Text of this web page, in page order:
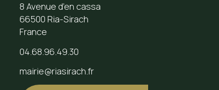
8 Avenue d’en cassa
66500 Ria-Sirach
France
04.68.96.49.30
mairie@riasirach.fr